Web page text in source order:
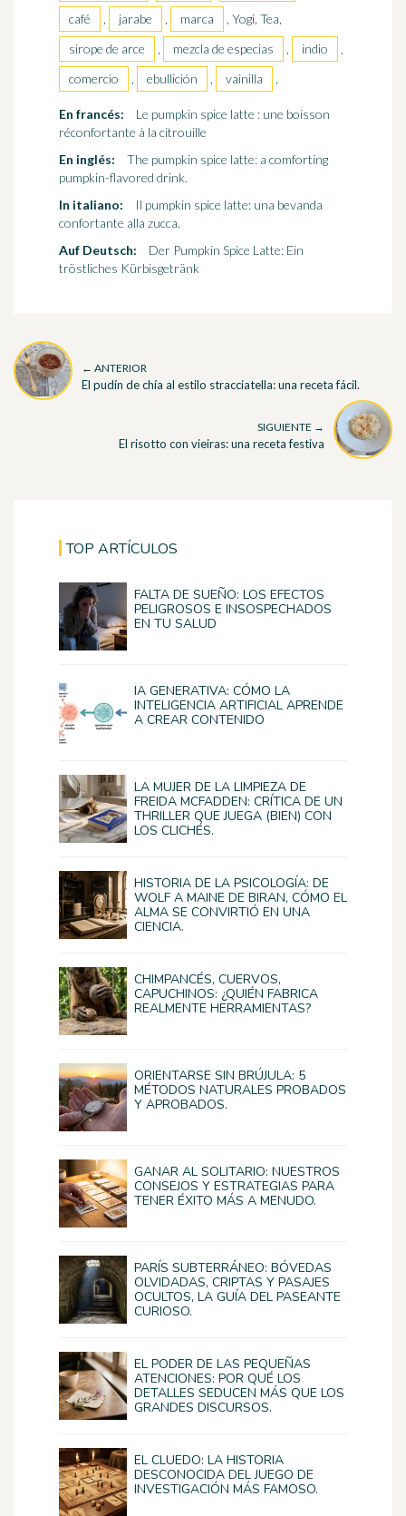
café
, jarabe , marca
, Yogi, Tea,
sirope de arce
, mezcla de especias , indio
,
comercio
, ebullición , vainilla ,
En francés:
Le pumpkin spice latte : une boisson
réconfortante à la citrouille
En inglés:
The pumpkin spice latte: a comforting
pumpkin-flavored drink.
In italiano:
Il pumpkin spice latte: una bevanda
confortante alla zucca.
Auf Deutsch:
Der Pumpkin Spice Latte: Ein
tröstliches Kürbisgetränk
← ANTERIOR
El pudín de chía al estilo stracciatella: una receta fácil.
SIGUIENTE →
El risotto con vieiras: una receta festiva
TOP ARTÍCULOS
FALTA DE SUEÑO: LOS EFECTOS
PELIGROSOS E INSOSPECHADOS
EN TU SALUD
IA GENERATIVA: CÓMO LA
INTELIGENCIA ARTIFICIAL APRENDE
A CREAR CONTENIDO
LA MUJER DE LA LIMPIEZA DE
FREIDA MCFADDEN: CRÍTICA DE UN
THRILLER QUE JUEGA (BIEN) CON
LOS CLICHÉS.
HISTORIA DE LA PSICOLOGÍA: DE
WOLF A MAINE DE BIRAN, CÓMO EL
ALMA SE CONVIRTIÓ EN UNA
CIENCIA.
CHIMPANCÉS, CUERVOS,
CAPUCHINOS: ¿QUIÉN FABRICA
REALMENTE HERRAMIENTAS?
ORIENTARSE SIN BRÚJULA: 5
MÉTODOS NATURALES PROBADOS
Y APROBADOS.
GANAR AL SOLITARIO: NUESTROS
CONSEJOS Y ESTRATEGIAS PARA
TENER ÉXITO MÁS A MENUDO.
PARÍS SUBTERRÁNEO: BÓVEDAS
OLVIDADAS, CRIPTAS Y PASAJES
OCULTOS, LA GUÍA DEL PASEANTE
CURIOSO.
EL PODER DE LAS PEQUEÑAS
ATENCIONES: POR QUÉ LOS
DETALLES SEDUCEN MÁS QUE LOS
GRANDES DISCURSOS.
EL CLUEDO: LA HISTORIA
DESCONOCIDA DEL JUEGO DE
INVESTIGACIÓN MÁS FAMOSO.